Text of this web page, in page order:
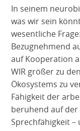
In seinem
was wir sein
wesentliche
Bezugnehmend
auf Kooperation
WIR größer zu
Ökosystems zu
Fähigkeit der
beruhend auf
Sprechfähigkeit